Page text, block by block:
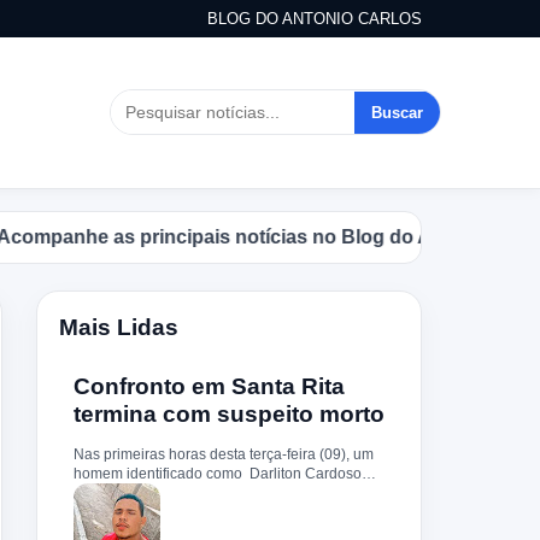
BLOG DO ANTONIO CARLOS
Buscar
as principais notícias no Blog do Antonio Carlos.
Mais Lidas
Confronto em Santa Rita
termina com suspeito morto
Nas primeiras horas desta terça-feira (09), um
homem identificado como Darliton Cardoso
Pereira morreu após confronto com a Polícia
Militar no povoado Timbotiba, zona rural de
Santa Rita. De acordo com a PM, os policiais